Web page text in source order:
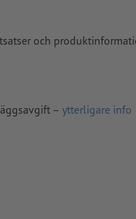
och
– ytterligare info